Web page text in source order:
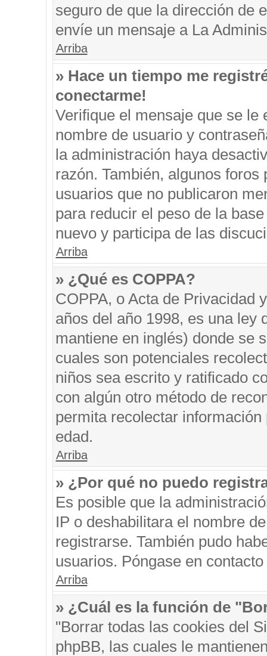
seguro de que la dirección de
envíe un mensaje a La
Arriba
» Hace un tiempo me
conectarme!
Verifique el mensaje que se
nombre de usuario y
la administración haya
razón. También, algunos
usuarios que no publicaron
para reducir el peso de la
nuevo y participa de las
Arriba
» ¿Qué es COPPA?
COPPA, o Acta de Privacidad
años del año 1998, es una ley
mantiene en inglés) donde se
cuales son potenciales
niños sea escrito y ratificado
con algún otro método de
permita recolectar
edad.
Arriba
» ¿Por qué no puedo
Es posible que la
IP o deshabilitara el nombre
registrarse. También pudo
usuarios. Póngase en
Arriba
» ¿Cuál es la función de
"Borrar todas las cookies del
phpBB, las cuales le